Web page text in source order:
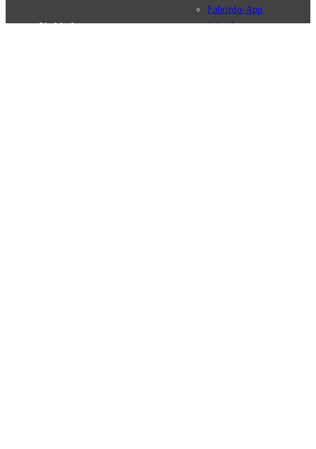
Verbindungen
Fahrinfo-App
Jelbi-App